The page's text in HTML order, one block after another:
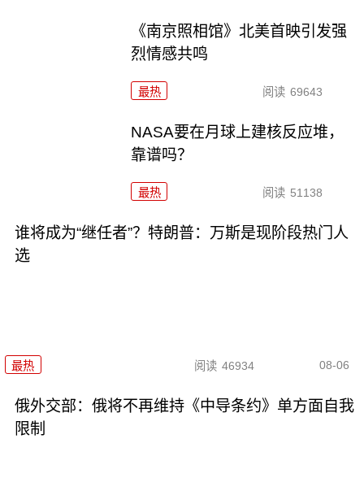
《南京照相馆》北美首映引发强
烈情感共鸣
最热 阅读 69643
NASA要在月球上建核反应堆，
靠谱吗？
最热 阅读 51138
谁将成为“继任者”？特朗普：万斯是现阶段热门人
选
最热 阅读 46934 08-06
俄外交部：俄将不再维持《中导条约》单方面自我
限制